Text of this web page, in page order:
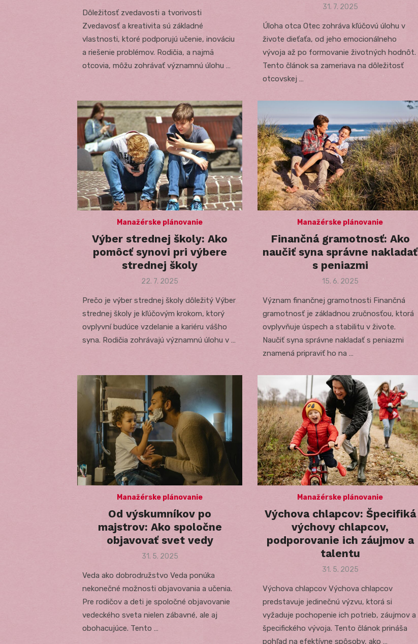
Dôležitosť zvedavosti a tvorivosti
Zvedavosť a kreativita sú základné
vlastnosti, ktoré podporujú učenie, inováciu
a riešenie problémov. Rodičia, a najmä
otcovia, môžu zohrávať významnú úlohu …
Posted
31. 7. 2025
Úloha otca Otec zohráva kľúčovú úlohu v
živote dieťaťa, od jeho emocionálneho
vývoja až po formovanie životných hodnôt.
Tento článok sa zameriava na dôležitosť
otcovskej …
Manažérske plánovanie
Výber strednej školy: Ako
pomôcť synovi pri výbere
strednej školy
Posted
22. 7. 2025
Prečo je výber strednej školy dôležitý Výber
strednej školy je kľúčovým krokom, ktorý
ovplyvní budúce vzdelanie a kariéru vášho
syna. Rodičia zohrávajú významnú úlohu v …
Manažérske plánovanie
Finančná gramotnosť: Ako
naučiť syna správne nakladať
s peniazmi
Posted
15. 6. 2025
Význam finančnej gramotnosti Finančná
gramotnosť je základnou zručnosťou, ktorá
ovplyvňuje úspech a stabilitu v živote.
Naučiť syna správne nakladať s peniazmi
znamená pripraviť ho na …
Manažérske plánovanie
Od výskumníkov po
majstrov: Ako spoločne
objavovať svet vedy
Posted
31. 5. 2025
Veda ako dobrodružstvo Veda ponúka
nekonečné možnosti objavovania a učenia.
Pre rodičov a deti je spoločné objavovanie
vedeckého sveta nielen zábavné, ale aj
obohacujúce. Tento …
Manažérske plánovanie
Výchova chlapcov: Špecifiká
výchovy chlapcov,
podporovanie ich záujmov a
talentu
Posted
31. 5. 2025
Výchova chlapcov Výchova chlapcov
predstavuje jedinečnú výzvu, ktorá si
vyžaduje pochopenie ich potrieb, záujmov a
špecifického vývoja. Tento článok prináša
pohľad na efektívne spôsoby, ako …